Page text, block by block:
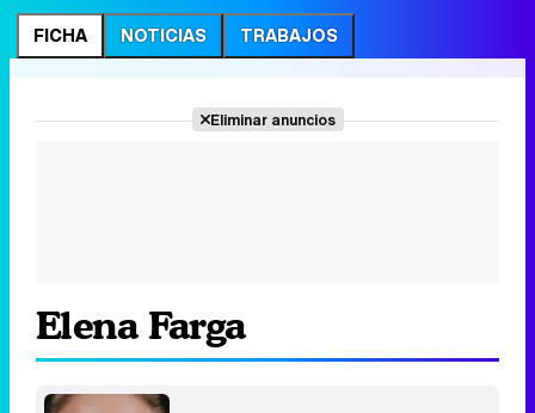
FICHA NOTICIAS TRABAJOS
Eliminar anuncios
Elena Farga